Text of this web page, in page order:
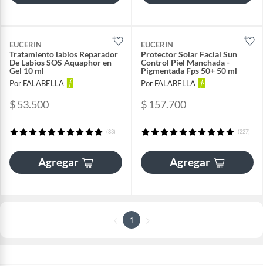
EUCERIN
Tratamiento labios Reparador
De Labios SOS Aquaphor en
Gel 10 ml
Por FALABELLA
$ 53.500
(83)
Agregar
EUCERIN
Protector Solar Facial Sun
Control Piel Manchada -
Pigmentada Fps 50+ 50 ml
Por FALABELLA
$ 157.700
(227)
Agregar
1